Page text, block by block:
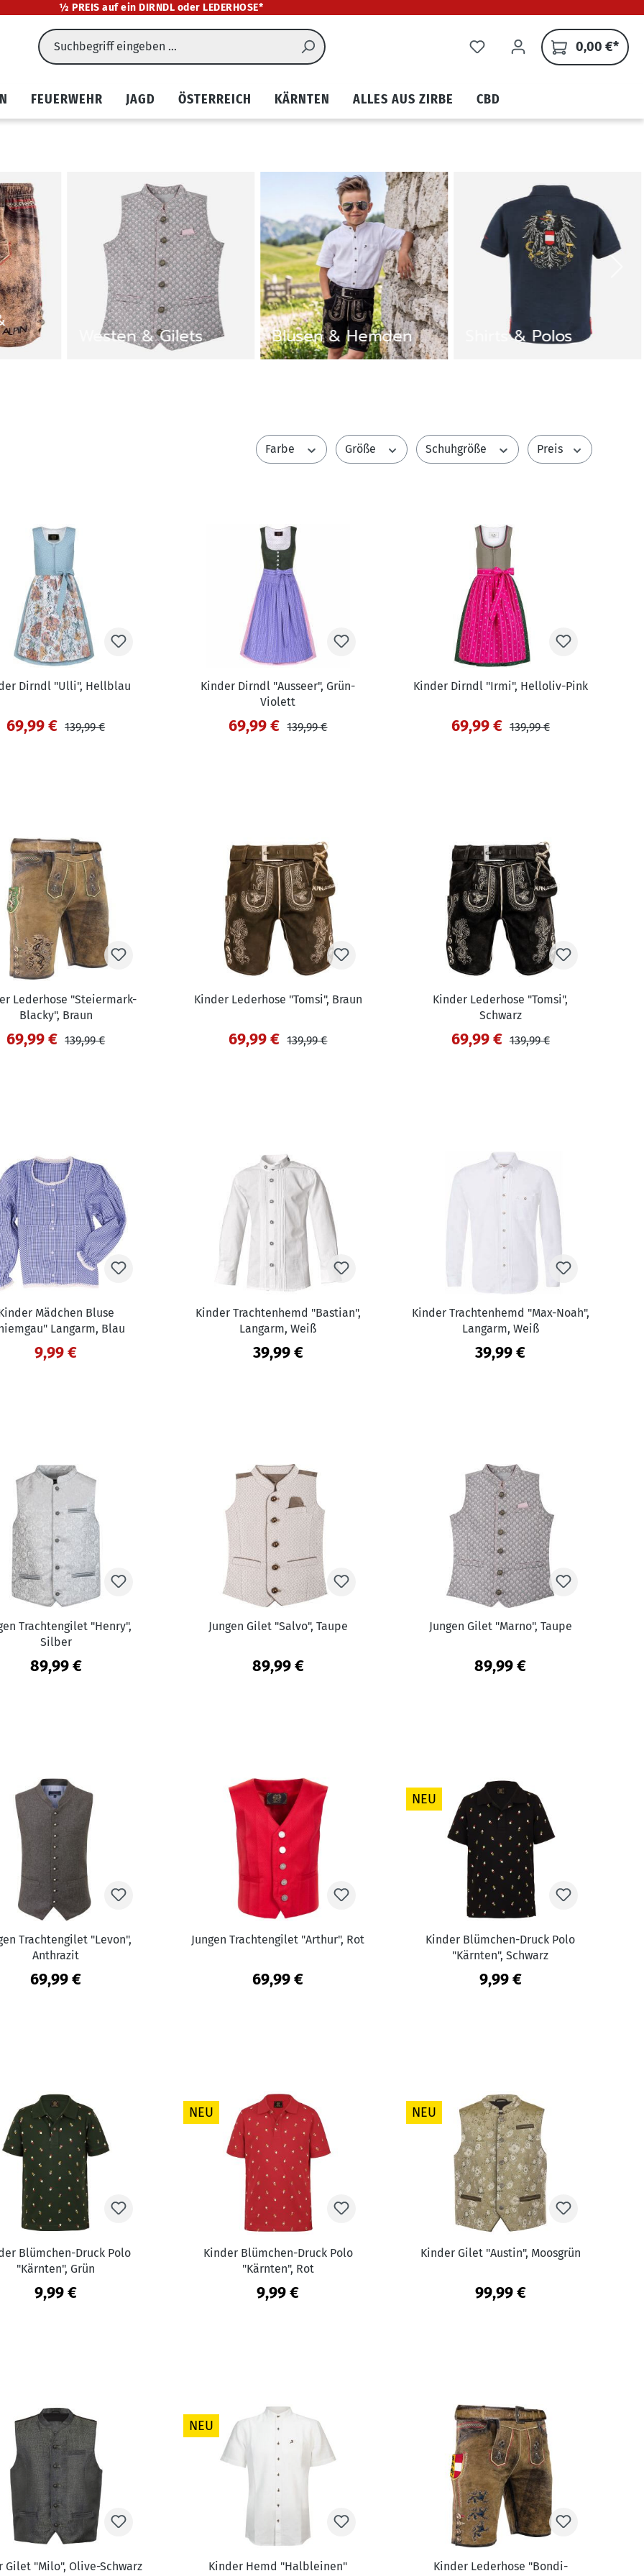
½ PREIS auf ein DIRNDL oder LEDERHOSE*
0,00 €*
FEUERWEHR JAGD ÖSTERREICH KÄRNTEN ALLES AUS ZIRBE CBD
Blusen & Hemden Shirts & Polos Jacken & Pullover
Farbe Größe Schuhgröße Preis
Dirndl "Ulli", Hellblau
69,99 € 139,99 €
Kinder Dirndl "Ausseer", Grün-
Violett
69,99 € 139,99 €
Kinder Dirndl "Irmi", Helloliv-Pink
69,99 € 139,99 €
Lederhose "Steiermark-
Blacky", Braun
69,99 € 139,99 €
Kinder Lederhose "Tomsi", Braun
69,99 € 139,99 €
Kinder Lederhose "Tomsi",
Schwarz
69,99 € 139,99 €
Mädchen Bluse
Langarm, Blau
9,99 €
Kinder Trachtenhemd "Bastian",
Langarm, Weiß
39,99 €
Kinder Trachtenhemd "Max-Noah",
Langarm, Weiß
39,99 €
Trachtengilet "Henry",
Silber
89,99 €
Jungen Gilet "Salvo", Taupe
89,99 €
Jungen Gilet "Marno", Taupe
89,99 €
Trachtengilet "Levon",
Anthrazit
69,99 €
Jungen Trachtengilet "Arthur", Rot
69,99 €
NEU
Kinder Blümchen-Druck Polo
"Kärnten", Schwarz
9,99 €
Blümchen-Druck Polo
"Kärnten", Grün
9,99 €
NEU
Kinder Blümchen-Druck Polo
"Kärnten", Rot
9,99 €
NEU
Kinder Gilet "Austin", Moosgrün
99,99 €
Gilet "Milo", Olive-Schwarz
NEU
Kinder Hemd "Halbleinen"
Kinder Lederhose "Bondi-